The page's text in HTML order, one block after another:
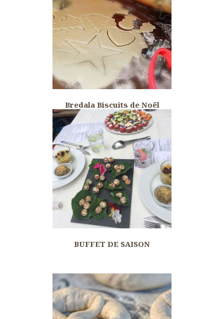
Bredala Biscuits de Noël
BUFFET DE SAISON